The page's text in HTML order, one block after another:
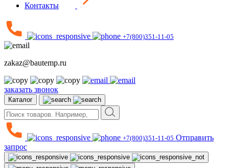
Контакты
+7(800)351-11-05
zakaz@bautemp.ru
заказать звонок
Каталог
+7(800)351-11-05 Отправить
запрос